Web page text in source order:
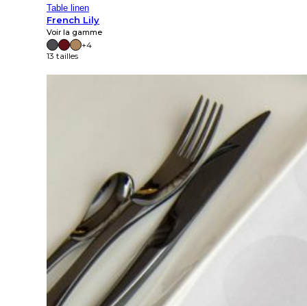
Table linen
French Lily
Voir la gamme
+4
13 tailles